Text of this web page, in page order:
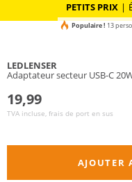
PETITS PRIX |
Populaire ! 13
LEDLENSER
Adaptateur secteur USB-C
19,99
TVA incluse, frais de port en sus
AJOUTER